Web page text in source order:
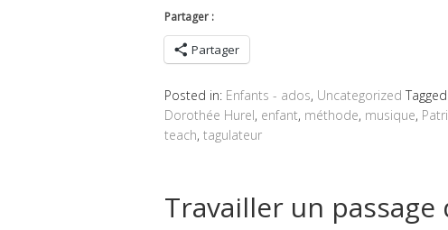
Partager :
Partager
Posted in: Enfants - ados, Uncategorized
Dorothée Hurel, enfant, méthode, musique,
teach, tagulateur
Travailler un